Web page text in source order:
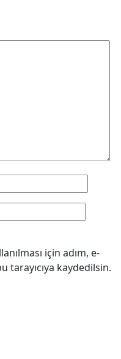
için adım, e-
tarayıcıya kaydedilsin.